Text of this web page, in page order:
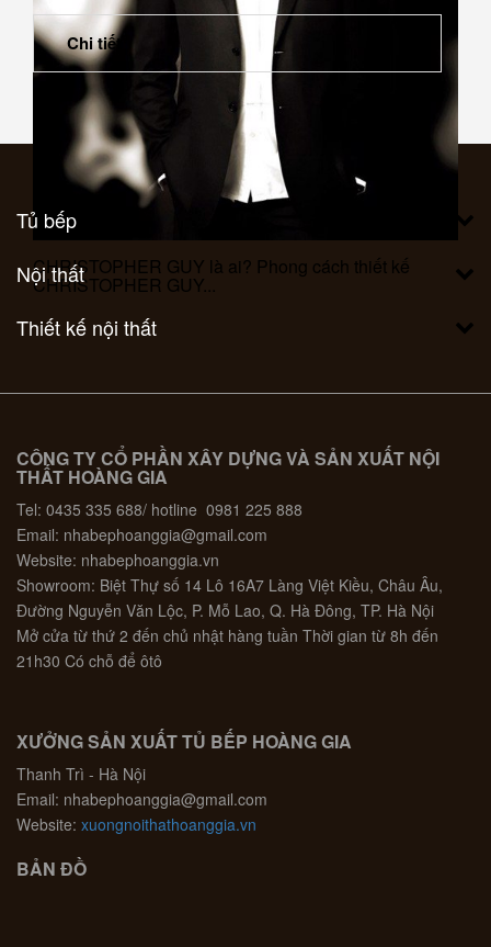
CHRISTOPHER GUY là ai? Phong cách thiết kế
CHRISTOPHER GUY...
Chi tiết
Tủ bếp
Nội thất
Thiết kế nội thất
CÔNG TY CỔ PHẦN XÂY DỰNG VÀ SẢN XUẤT NỘI
THẤT HOÀNG GIA
Tel: 0435 335 688/ hotline 0981 225 888
Email: nhabephoanggia@gmail.com
Website: nhabephoanggia.vn
Showroom: Biệt Thự số 14 Lô 16A7 Làng Việt Kiều, Châu Âu,
Đường Nguyễn Văn Lộc, P. Mỗ Lao, Q. Hà Đông, TP. Hà Nội
Mở cửa từ thứ 2 đến chủ nhật hàng tuần Thời gian từ 8h đến
21h30 Có chỗ để ôtô
XƯỞNG SẢN XUẤT TỦ BẾP HOÀNG GIA
Thanh Trì - Hà Nội
Email: nhabephoanggia@gmail.com
Website: xuongnoithathoanggia.vn
BẢN ĐỒ